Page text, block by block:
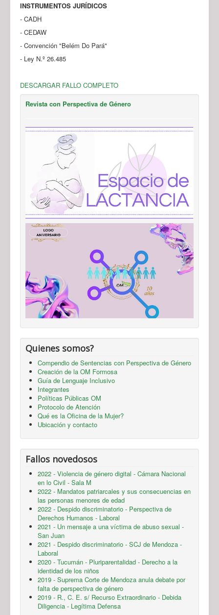
INSTRUMENTOS JURÍDICOS
- CADH
- CEDAW
- Convención "Belém Do Pará"
- Ley N.º 26.485
DESCARGAR FALLO COMPLETO
Revista con Perspectiva de Género
Quienes somos?
Compendio de Sentencias con Perspectiva de Género
Creación de la OM Formosa
Guía de Lenguaje Inclusivo
Integrantes
Políticas Públicas OM
Protocolo de Atención
Qué es la Oficina de la Mujer?
Ubicación y contacto
Fallos novedosos
2022 - Violencia de género digital - Cámara Nacional
en lo Civil - Sala M
2022 - Mandatos patriarcales y sus consecuencias en
las personas menores de edad
2022 - Despido discriminatorio - Perspectiva de
Derechos Humanos - Laboral
2021 - Un mensaje a una víctima de abuso sexual -
San Juan
2021 - Despido discriminatorio - SCJ de Mendoza -
Laboral
2020 - Tucumán - Pluriparentalidad - Derecho a la
identidad de los niños
2019 - Suprema Corte de Mendoza anula debate por
falta de perspectiva de género
2019 - R., C. E. s/ Recurso Extraordinario - Debida
Diligencia - Legítima Defensa